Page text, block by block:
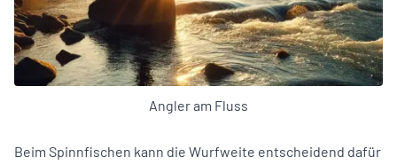
Angler am Fluss
Beim Spinnfischen kann die Wurfweite entscheidend dafür